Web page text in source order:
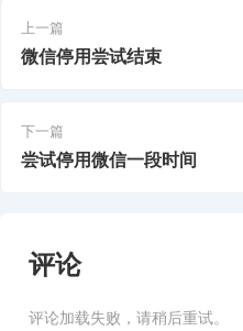
上一篇
微信停用尝试结束
下一篇
尝试停用微信一段时间
评论
评论加载失败，请稍后重试。